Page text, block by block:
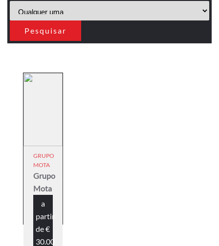
Pesquisar
GRUPO
MOTA
Grupo
Mota
a
partir
de€
30.00